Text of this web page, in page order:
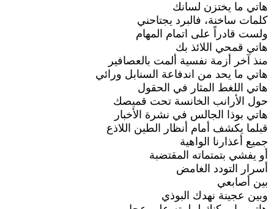
هاتي ما يختزن لسانك
كلمات ساخنة، فالبرد يجتاحني
ولست قادراً على اتمام المهام
هاتي قمحي اللائذ بك
منذ آخر أزمة نفسية ألمت بالعصافير
هاتي ما يحد من اندفاعة السنابل ورائي
هاتي اللغط المثار في الحقول
حول الأرانب الخانسة تحت قميصك
هاتي بوذا الجالس في نشرة الأخبار
قبلما يكشف أمام أنظار الطين اللاذع
جميع أعذارنا الواهية
أو يفشي بتمتماته المقتضبة
أسرار التودد الغامض
بين أصابعي
وبين عجينة نهدك البوذي